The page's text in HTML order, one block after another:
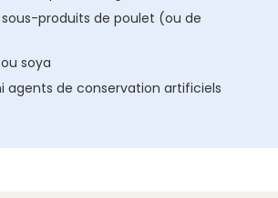
sous-produits de poulet (ou de
soya
agents de conservation artificiels